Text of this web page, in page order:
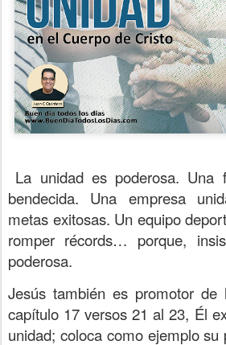
La unidad es poderosa. Una
bendecida. Una empresa
metas exitosas. Un equipo
romper récords… porque,
poderosa.
Jesús también es promotor de
capítulo 17 versos 21 al 23, Él
unidad; coloca como ejemplo su